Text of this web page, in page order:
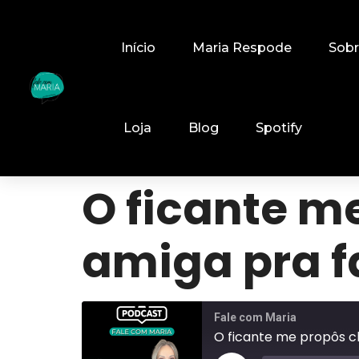
Início Maria Respode
Loja Blog Spotify
O ficante
amiga pra
Fale com Maria
O ficante me propôs